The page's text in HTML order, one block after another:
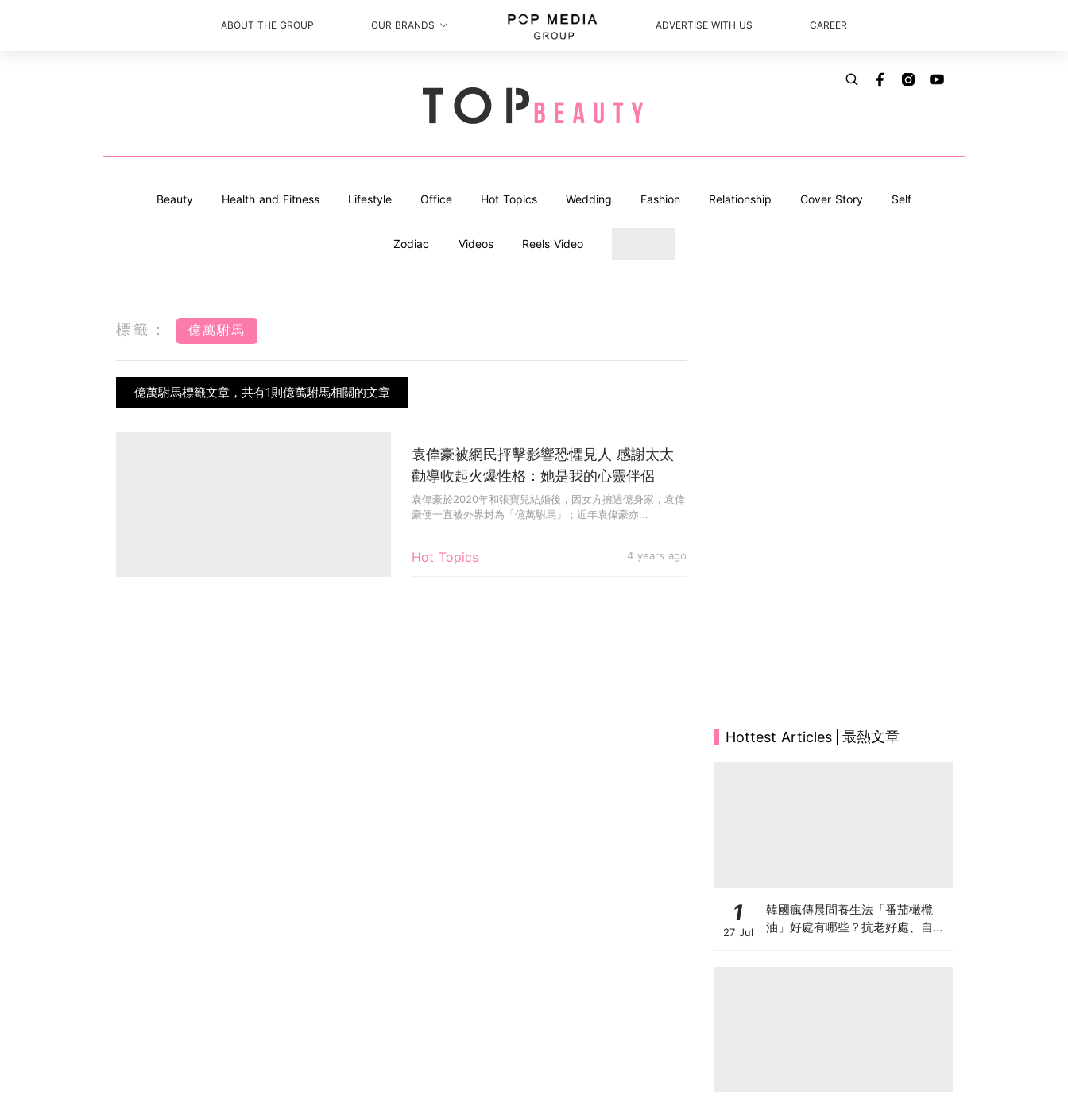
ABOUT THE GROUP OUR BRANDS ADVERTISE WITH US CAREER
Beauty Health and Fitness Lifestyle Office Hot Topics Wedding Fashion Relationship Cover Story Self
Zodiac Videos Reels Video
標籤： 億萬駙馬
億萬駙馬標籤文章，共有1則億萬駙馬相關的文章
Hot Topics 4 years ago
袁偉豪被網民抨擊影響恐懼見人 感謝太太
勸導收起火爆性格：她是我的心靈伴侶
袁偉豪於2020年和張寶兒結婚後，因女方擁過億身家，袁偉
豪便一直被外界封為「億萬駙馬」；近年袁偉豪亦...
Hottest Articles 最熱文章
1
27 Jul
韓國瘋傳晨間養生法「番茄橄欖
油」好處有哪些？抗老好處、自製